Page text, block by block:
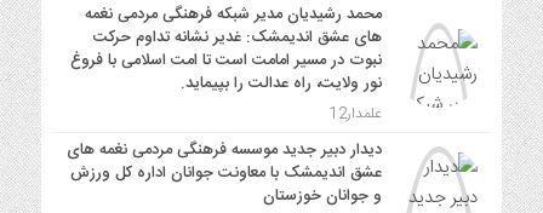
محمد رشیدیان مدیر شبکه فرهنگی مردمی نغمه
های عشق اندیمشک: غدیر نشانه تداوم حرکت
نبوت در مسیر امامت است تا امت اسلامی با فروغ
نور ولایت، راه عدالت را بپیماید.
علمدار12
دیدار دبیر جدید موسسه فرهنگی مردمی نغمه های
عشق اندیمشک با معاونت جوانان اداره کل ورزش
و جوانان خوزستان